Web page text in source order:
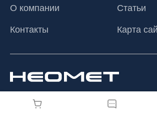
О компании
Статьи
Контакты
Карта
© 2026 ООО «Неомет», Все права защищены